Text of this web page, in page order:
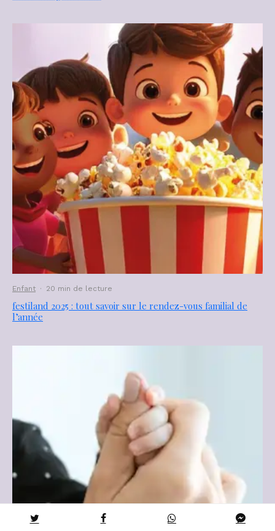
Enfant · 20 min de lecture
festiland 2025 : tout savoir sur le rendez-vous familial de
l’année